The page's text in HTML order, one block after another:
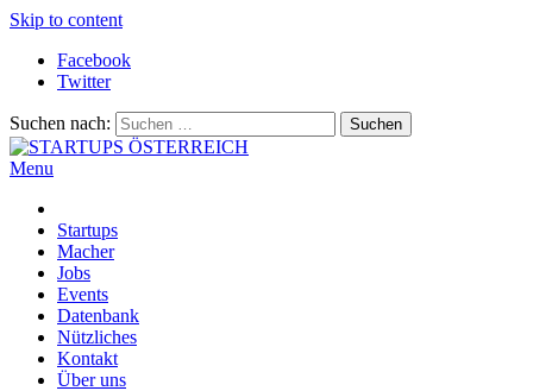
Skip to content
Facebook
Twitter
Suchen nach:
Menu
Startups
Macher
Jobs
Events
Datenbank
Nützliches
Kontakt
Über uns